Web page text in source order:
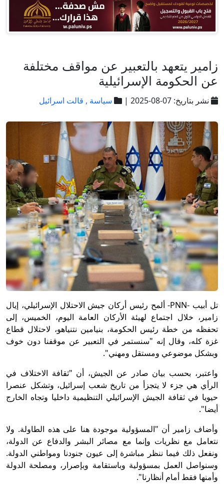
زامير يتعهد بالتعبير عن مواقف مختلفة
عن الحكومة الإسرائيلية
نشر بتاريخ: 07-08-2025 | سياسة , قالت اسرائيل
تل أبيب -PNN- ألمح رئيس أركان جيش الاحتلال الإسرائيلي، إيال
زامير، خلال اجتماع لهيئة الأركان العامة اليوم، الخميس، إلى
تحفظه من خطة رئيس الحكومة، بنيامين نتنياهو، لاحتلال قطاع
غزة كله، وقال إنه "سنستمر في التعبير عن موقفنا دون خوف
وبشكل موضوعي ومستقل ومهني".
واعتبر، بحسب بيان صادر عن الجيش، أن "ثقافة الاختلاف في
الرأي هي جزء لا يتجزأ من تاريخ شعب إسرائيل، وتشكل عنصرا
حيويا في ثقافة الجيش الإسرائيلي التنظيمية داخليا وتجاه الخارج
أيضا".
وأضاف زامير أن "المسؤولية موجودة هنا على هذه الطاولة. ولا
نتعامل مع نظريات وإنما مع مصائر البشر والدفاع عن الدولة،
ونفعل ذلك فيما ننظر مباشرة إلى عيون جنودنا ومواطني الدولة.
وسنواصل العمل بمسؤولية وباستقامة وبإصرار، ومصلحة الدولة
وأمنها فقط أمام أنظارنا".